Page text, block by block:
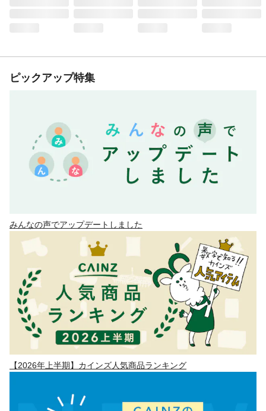
ピックアップ特集
みんなの声でアップデートしました
【2026年上半期】カインズ人気商品ランキング